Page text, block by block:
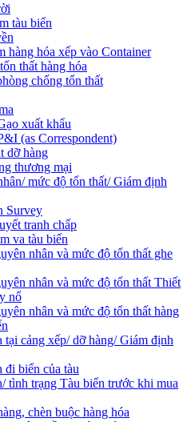
tàu biển
hàng hóa xếp vào Container
thất hàng hóa
chống tổn thất
xuất khẩu
(as Correspondent)
dỡ hàng
thương mại
mức độ tổn thất/ Giám định
Survey
tranh chấp
va tàu biển
nhân và mức độ tổn thất ghe
nhân và mức độ tổn thất Thiết
nổ
nhân và mức độ tổn thất hàng
tại cảng xếp/ dỡ hàng/ Giám định
biển của tàu
tình trạng Tàu biển trước khi mua
chèn buộc hàng hóa